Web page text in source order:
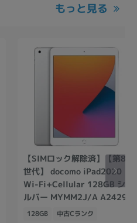
もっと見る
【SIMロック解除済】【第8
世代】 docomo iPad2020
Wi-Fi+Cellular 128GB シ
ルバー MYMM2J/A A2429
128GB 中古Cランク